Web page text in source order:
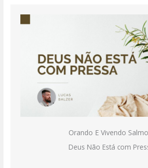
Orando E Vivendo
Deus Não Está com